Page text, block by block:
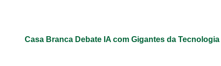
Casa Branca Debate IA com Gigantes da